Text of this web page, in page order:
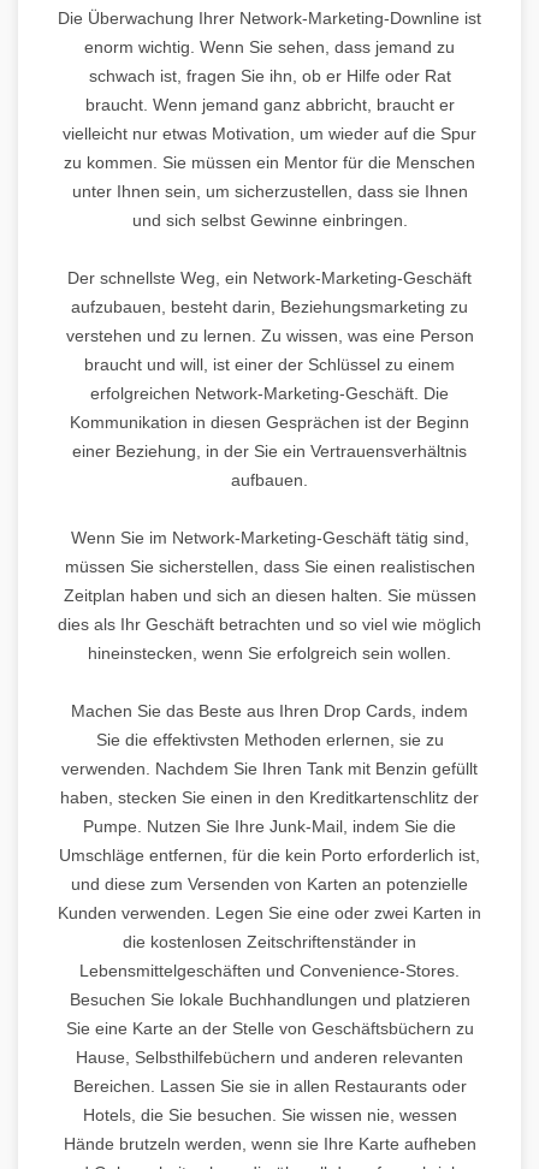
Die Überwachung Ihrer Network-Marketing-Downline ist
enorm wichtig. Wenn Sie sehen, dass jemand zu
schwach ist, fragen Sie ihn, ob er Hilfe oder Rat
braucht. Wenn jemand ganz abbricht, braucht er
vielleicht nur etwas Motivation, um wieder auf die Spur
zu kommen. Sie müssen ein Mentor für die Menschen
unter Ihnen sein, um sicherzustellen, dass sie Ihnen
und sich selbst Gewinne einbringen.
Der schnellste Weg, ein Network-Marketing-Geschäft
aufzubauen, besteht darin, Beziehungsmarketing zu
verstehen und zu lernen. Zu wissen, was eine Person
braucht und will, ist einer der Schlüssel zu einem
erfolgreichen Network-Marketing-Geschäft. Die
Kommunikation in diesen Gesprächen ist der Beginn
einer Beziehung, in der Sie ein Vertrauensverhältnis
aufbauen.
Wenn Sie im Network-Marketing-Geschäft tätig sind,
müssen Sie sicherstellen, dass Sie einen realistischen
Zeitplan haben und sich an diesen halten. Sie müssen
dies als Ihr Geschäft betrachten und so viel wie möglich
hineinstecken, wenn Sie erfolgreich sein wollen.
Machen Sie das Beste aus Ihren Drop Cards, indem
Sie die effektivsten Methoden erlernen, sie zu
verwenden. Nachdem Sie Ihren Tank mit Benzin gefüllt
haben, stecken Sie einen in den Kreditkartenschlitz der
Pumpe. Nutzen Sie Ihre Junk-Mail, indem Sie die
Umschläge entfernen, für die kein Porto erforderlich ist,
und diese zum Versenden von Karten an potenzielle
Kunden verwenden. Legen Sie eine oder zwei Karten in
die kostenlosen Zeitschriftenständer in
Lebensmittelgeschäften und Convenience-Stores.
Besuchen Sie lokale Buchhandlungen und platzieren
Sie eine Karte an der Stelle von Geschäftsbüchern zu
Hause, Selbsthilfebüchern und anderen relevanten
Bereichen. Lassen Sie sie in allen Restaurants oder
Hotels, die Sie besuchen. Sie wissen nie, wessen
Hände brutzeln werden, wenn sie Ihre Karte aufheben